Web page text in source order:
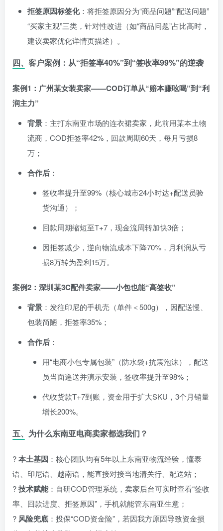
拒签原因标签化：将拒签原因分为“商品问题”“配送问题”
“买家主观”三类，针对性改进（如“商品问题”占比高时，
建议卖家优化详情页描述）。
四、客户案例：从“拒签率40%”到“签收率99%”的逆袭
案例1：广州某女装卖家——COD订单从“赔本赚吆喝”到“利
润主力”
背景 ：主打东南亚市场的连衣裙卖家，此前用某本土物
流商，COD拒签率42%，回款周期60天，每月亏损8
万；
合作后 ：
签收率提升至99%（核心城市24小时达+配送员验
货沟通）；
回款周期缩短至T+7，现金流周转加快3倍；
因拒签减少，逆向物流成本下降70%，月利润从亏
损8万转为盈利15万。
案例2：深圳某3C配件卖家——小包也能“高签收”
背景 ：发往印尼的手机壳（单件＜500g），因配送慢、
包装简陋，拒签率35%；
合作后 ：
用“电商小包专属包装”（防水袋+抗震泡沫），配送
员当面递送并演示安装，签收率提升至98%；
代收货款T+7到账，资金用于扩大SKU，3个月销量
增长200%。
五、为什么东南亚电商卖家都选我们？
?本土基因 ：核心团队均有5年以上东南亚物流经验，懂泰
语、印尼语、越南语，能直接对接当地清关行、配送站；
?技术赋能：自研COD管理系统，卖家后台可实时查看“签收
率、回款进度、拒签原因”，手机就能管东南亚生意；
?风险兜底 ：投保“COD资金险”，若因我方原因导致资金损